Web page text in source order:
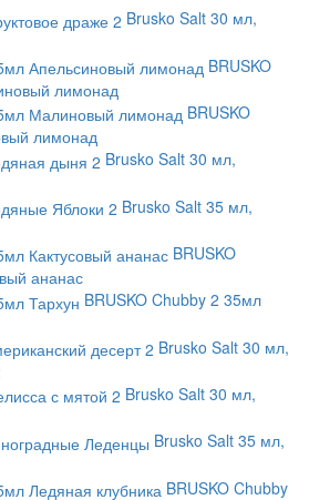
Brusko Salt 30 мл,
BRUSKO
лимонад
BRUSKO
лимонад
Brusko Salt 30 мл,
Brusko Salt 35 мл,
BRUSKO
ананас
BRUSKO Chubby 2 35мл
Brusko Salt 30 мл,
Brusko Salt 30 мл,
Brusko Salt 35 мл,
BRUSKO Chubby